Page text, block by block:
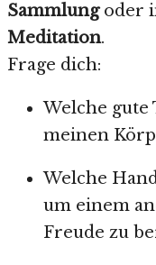
Sammlungoder
Meditation.
Frage dich:
Welche gute
meinen
Welche
um einem
Freude zu